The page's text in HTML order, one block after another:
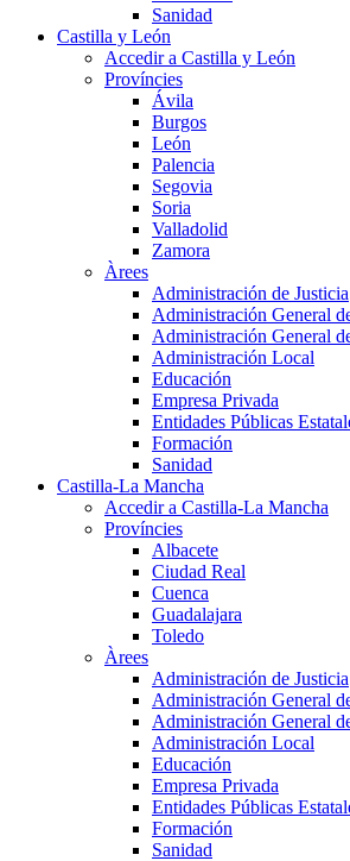
Sanidad
Castilla y León
Accedir a Castilla y León
Províncies
Ávila
Burgos
León
Palencia
Segovia
Soria
Valladolid
Zamora
Àrees
Administración de Justicia
Administración General
Administración General
Administración Local
Educación
Empresa Privada
Entidades Públicas
Formación
Sanidad
Castilla-La Mancha
Accedir a Castilla-La Mancha
Províncies
Albacete
Ciudad Real
Cuenca
Guadalajara
Toledo
Àrees
Administración de Justicia
Administración General
Administración General
Administración Local
Educación
Empresa Privada
Entidades Públicas
Formación
Sanidad